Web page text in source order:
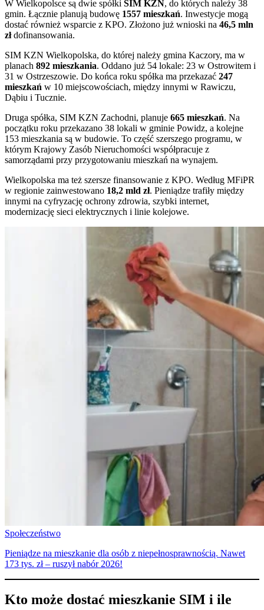
W Wielkopolsce są dwie spółki SIM KZN, do których należy 38
gmin. Łącznie planują budowę 1557 mieszkań. Inwestycje mogą
dostać również wsparcie z KPO. Złożono już wnioski na 46,5 mln
złdofinansowania.
SIM KZN Wielkopolska, do której należy gmina Kaczory, ma w
planach 892 mieszkania. Oddano już 54 lokale: 23 w Ostrowitem i
31 w Ostrzeszowie. Do końca roku spółka ma przekazać 247
mieszkań w 10 miejscowościach, między innymi w Rawiczu,
Dąbiu i Tucznie.
Druga spółka, SIM KZN Zachodni, planuje 665 mieszkań. Na
początku roku przekazano 38 lokali w gminie Powidz, a kolejne
153 mieszkania są w budowie. To część szerszego programu, w
którym Krajowy Zasób Nieruchomości współpracuje z
samorządami przy przygotowaniu mieszkań na wynajem.
Wielkopolska ma też szersze finansowanie z KPO. Według MFiPR
w regionie zainwestowano 18,2 mld zł. Pieniądze trafiły między
innymi na cyfryzację ochrony zdrowia, szybki internet,
modernizację sieci elektrycznych i linie kolejowe.
Społeczeństwo
Pieniądze na mieszkanie dla osób z niepełnosprawnością. Nawet
173 tys. zł – ruszył nabór 2026!
Kto może dostać mieszkanie SIM i ile